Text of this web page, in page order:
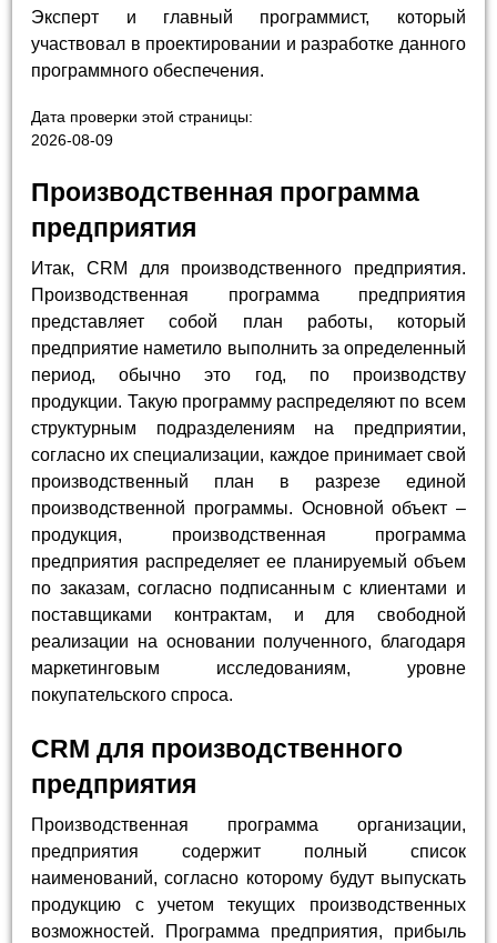
Эксперт и главный программист, который
участвовал в проектировании и разработке данного
программного обеспечения.
Дата проверки этой страницы:
2026-08-09
Производственная программа
предприятия
Итак, CRM для производственного предприятия.
Производственная программа предприятия
представляет собой план работы, который
предприятие наметило выполнить за определенный
период, обычно это год, по производству
продукции. Такую программу распределяют по всем
структурным подразделениям на предприятии,
согласно их специализации, каждое принимает свой
производственный план в разрезе единой
производственной программы. Основной объект –
продукция, производственная программа
предприятия распределяет ее планируемый объем
по заказам, согласно подписанным с клиентами и
поставщиками контрактам, и для свободной
реализации на основании полученного, благодаря
маркетинговым исследованиям, уровне
покупательского спроса.
CRM для производственного
предприятия
Производственная программа организации,
предприятия содержит полный список
наименований, согласно которому будут выпускать
продукцию с учетом текущих производственных
возможностей. Программа предприятия, прибыль